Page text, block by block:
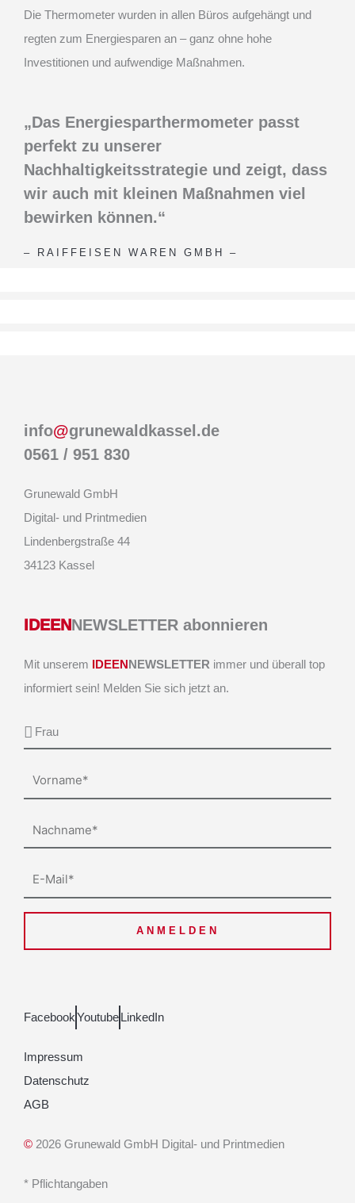
Die Thermometer wurden in allen Büros aufgehängt und
regten zum Energiesparen an – ganz ohne hohe
Investitionen und aufwendige Maßnahmen.
„Das Energiesparthermometer passt
perfekt zu unserer
Nachhaltigkeitsstrategie und zeigt, dass
wir auch mit kleinen Maßnahmen viel
bewirken können.“
– RAIFFEISEN WAREN GMBH –
info@grunewaldkassel.de
0561 / 951 830
Grunewald GmbH
Digital- und Printmedien
Lindenbergstraße 44
34123 Kassel
IDEENNEWSLETTER abonnieren
Mit unserem IDEENNEWSLETTER immer und überall top
informiert sein! Melden Sie sich jetzt an.
Anrede
Vorname
Nachname
E-
Mail
ANMELDEN
FacebookYoutubeLinkedIn
Impressum
Datenschutz
AGB
© 2026 Grunewald GmbH Digital- und Printmedien
* Pflichtangaben